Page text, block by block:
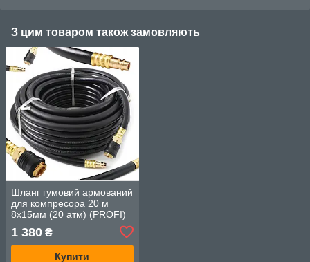
З цим товаром також замовляють
Шланг гумовий армований
для компресора 20 м
8x15мм (20 атм) (PROFI)
1 380 ₴
Купити